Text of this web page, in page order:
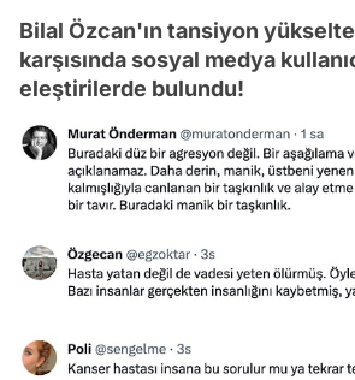
Bilal Özcan'ın tansiyon
karşısında sosyal medya
eleştirilerde bulundu!